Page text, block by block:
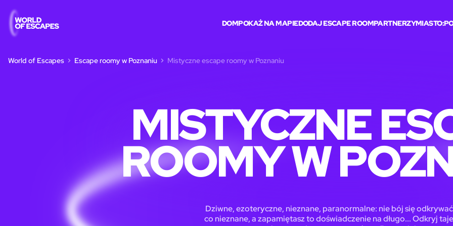
DOMPOKAŻ NA MAPIEDODAJ ESCAPE ROOMPARTNERZYMIASTO:
World of Escapes Escape roomy w Poznaniu Mistyczne escape roomy w Poznaniu
MISTYCZNE
ROOMY W
Dziwne, ezoteryczne, nieznane, paranormalne: nie bój się
co nieznane, a zapamiętasz to doświadczenie na długo... Odkryj